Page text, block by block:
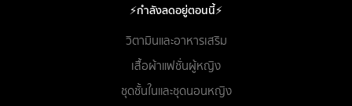
⚡กำลังลดอยู่ตอนนี้⚡
วิตามินและอาหารเสริม
เสื้อผ้าแฟชั่นผู้หญิง
ชุดชั้นในและชุดนอนหญิง